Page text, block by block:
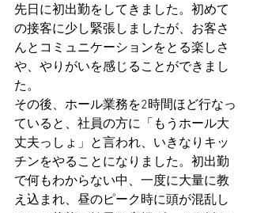
先日に初出勤をしてきました。初めて
の接客に少し緊張しましたが、お客さ
んとコミュニケーションをとる楽しさ
や、やりがいを感じることができまし
た。
その後、ホール業務を2時間ほど行なっ
ていると、社員の方に「もうホール大
丈夫っしょ」と言われ、いきなりキッ
チンをやることになりました。初出勤
で何もわからない中、一度に大量に教
え込まれ、昼のピーク時に頭が混乱し